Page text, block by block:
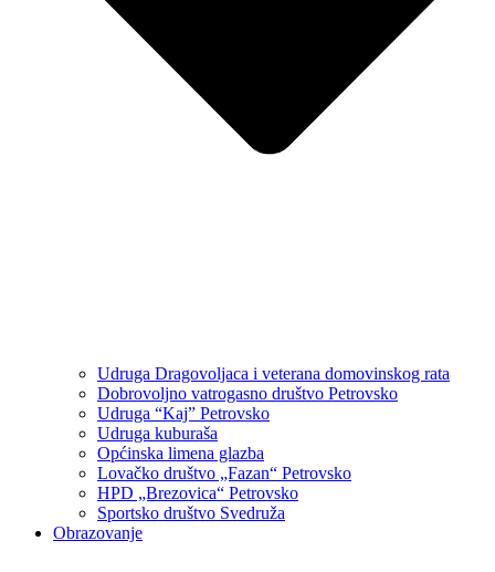
Udruga Dragovoljaca i veterana domovinskog rata
Dobrovoljno vatrogasno društvo Petrovsko
Udruga “Kaj” Petrovsko
Udruga kuburaša
Općinska limena glazba
Lovačko društvo „Fazan“ Petrovsko
HPD „Brezovica“ Petrovsko
Sportsko društvo Svedruža
Obrazovanje